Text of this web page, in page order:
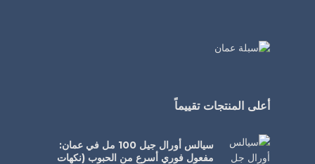
أعلى المنتجات تقييماً
سيالس أورال جيل 100 مل في عمان:
مفعول فوري أسرع من الحبوب (نكهات